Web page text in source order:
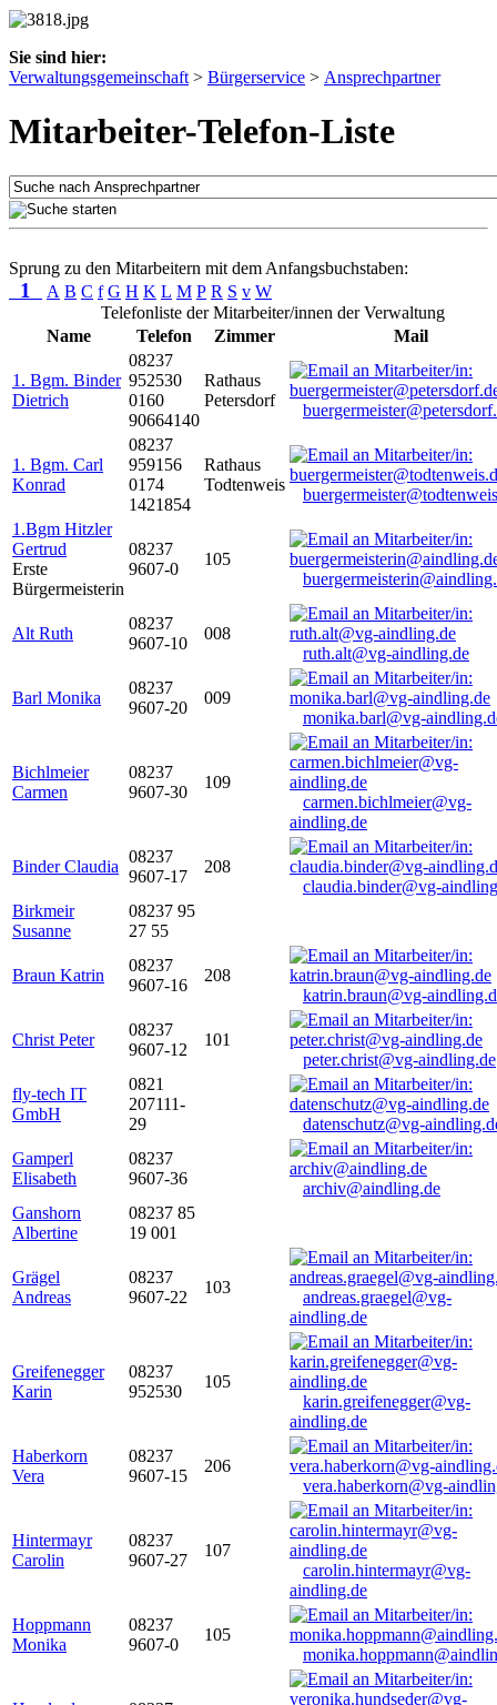
Sie sind hier:
Verwaltungsgemeinschaft > Bürgerservice > Ansprechpartner
Mitarbeiter-Telefon-Liste
Sprung zu den Mitarbeitern mit dem Anfangsbuchstaben:
1 A B C f G H K L M P R S v W
Telefonliste der Mitarbeiter/innen der Verwaltung
Name
Telefon Zimmer Mail
1. Bgm. Binder
Dietrich
08237
952530
0160
90664140
Rathaus
Petersdorf
1. Bgm. Carl
Konrad
08237
959156
0174
1421854
Rathaus
Todtenweis
1.Bgm Hitzler
Gertrud
Erste
Bürgermeisterin
08237
9607-0
105
Alt Ruth
08237
9607-10
008
ruth.alt@vg-aindling.de
Barl Monika
08237
9607-20
009
monika.barl@vg-
Bichlmeier
Carmen
08237
9607-30
109
carmen.bichlmeier@vg-
aindling.de
Binder Claudia
08237
9607-17
208
claudia.binder@vg-
Birkmeir
Susanne
08237 95
27 55
Braun Katrin
08237
9607-16
208
katrin.braun@vg-
Christ Peter
08237
9607-12
101
peter.christ@vg-aindling.de
fly-tech IT
GmbH
0821
207111-
29
datenschutz@vg-
Gamperl
Elisabeth
08237
9607-36
archiv@aindling.de
Ganshorn
Albertine
08237 85
19 001
Grägel
Andreas
08237
9607-22
103
andreas.graegel@vg-
aindling.de
Greifenegger
Karin
08237
952530
105
karin.greifenegger@vg-
aindling.de
Haberkorn
Vera
08237
9607-15
206
vera.haberkorn@vg-
Hintermayr
Carolin
08237
9607-27
107
carolin.hintermayr@vg-
aindling.de
Hoppmann
Monika
08237
9607-0
105